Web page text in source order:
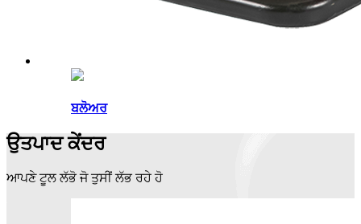
ਬਲੋਅਰ
ਉਤਪਾਦ ਕੇਂਦਰ
ਆਪਣੇ ਟੂਲ ਲੱਭੋ ਜੋ ਤੁਸੀਂ ਲੱਭ ਰਹੇ ਹੋ